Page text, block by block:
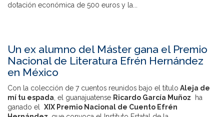
dotación económica de 500 euros y la...
Un ex alumno del Máster gana el Premio
Nacional de Literatura Efrén Hernández
en México
Con la colección de 7 cuentos reunidos bajo el título Aleja de
mí tu espada , el guanajuatense Ricardo García Muñoz ha
ganado el XIX Premio Nacional de Cuento Efrén